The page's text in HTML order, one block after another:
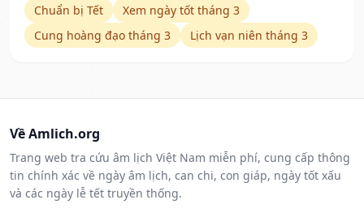
Chuẩn bị Tết
Xem ngày tốt tháng 3
Cung hoàng đạo tháng 3
Lịch vạn niên tháng 3
Về Amlich.org
Trang web tra cứu âm lịch Việt Nam miễn phí, cung cấp thông
tin chính xác về ngày âm lịch, can chi, con giáp, ngày tốt xấu
và các ngày lễ tết truyền thống.